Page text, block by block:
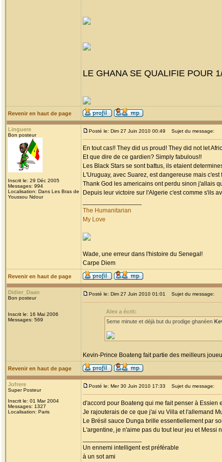
LE GHANA SE QUALIFIE POUR
Revenir en haut de page
Linguere
Bon posteur
Inscrit le: 29 Déc 2005
Messages: 994
Localisation: Dans Les Bras de
Youssou Ndour
Posté le: Dim 27 Juin 2010 00:49 Sujet du message:
En tout cas!! They did us proud! They did not let
Et que dire de ce gardien? Simply fabulous!!
Les Black Stars se sont battus, ils etaient
L'Uruguay, avec Suarez, est dangereuse mais c'est
Thank God les americains ont perdu sinon j'allais
Depuis leur victoire sur l'Algerie c'est comme s'ils
The Humanitarian
My Love
Wade, une erreur dans l'histoire du Senegal!
Carpe Diem
Revenir en haut de page
Didier_Daan
Bon posteur
Inscrit le: 16 Mai 2006
Messages: 569
Posté le: Dim 27 Juin 2010 01:01 Sujet du message:
Alex a écrit:
5eme minute et déjà but du prodige ghanéen
Kevin-Prince Boateng fait partie des meilleurs
Revenir en haut de page
Jofrere
Super Posteur
Inscrit le: 01 Mar 2004
Messages: 1327
Localisation: Paris
Posté le: Mer 30 Juin 2010 17:33 Sujet du message:
d'accord pour Boateng qui me fait penser à Essien
Je rajouterais de ce que j'ai vu Villa et l'allemand
Le Brésil sauce Dunga brille essentiellement par
L'argentine, je n'aime pas du tout leur jeu et Messi
Un ennemi intelligent est préférable
à un sot ami